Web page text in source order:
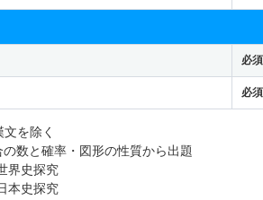
必
必須
を除く
数と確率・図形の性質から出題
界史探究
本史探究